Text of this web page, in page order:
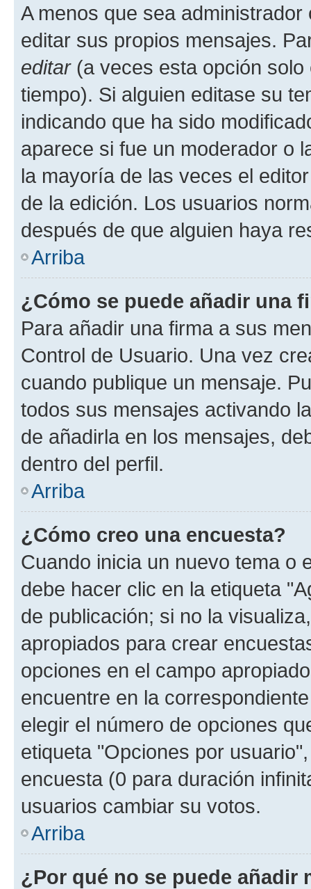
A menos que sea
editar sus propios mensajes.
editar(a veces esta opción solo
tiempo). Si alguien editase su
indicando que ha sido
aparece si fue un moderador o
la mayoría de las veces el
de la edición. Los usuarios
después de que alguien haya
Arriba
¿Cómo se puede añadir una
Para añadir una firma a sus
Control de Usuario. Una vez
cuando publique un mensaje.
todos sus mensajes activando
de añadirla en los mensajes,
dentro del perfil.
Arriba
¿Cómo creo una encuesta?
Cuando inicia un nuevo tema o
debe hacer clic en la etiqueta
de publicación; si no la
apropiados para crear
opciones en el campo
encuentre en la
elegir el número de opciones
etiqueta "Opciones por
encuesta (0 para duración
usuarios cambiar su votos.
Arriba
¿Por qué no se puede añadir